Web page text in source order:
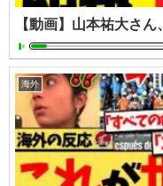
【動画】山本祐大さ
海外